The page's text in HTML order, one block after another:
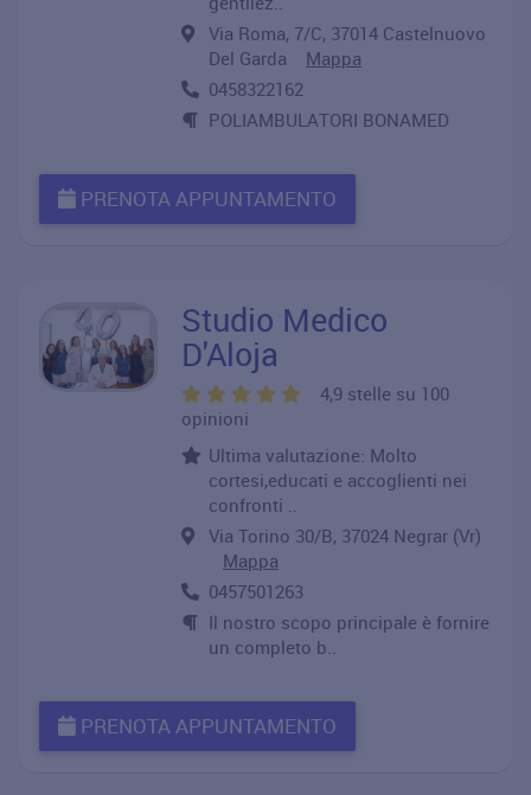
Via Roma, 7/C, 37014 Castelnuovo
Del Garda Mappa
0458322162
POLIAMBULATORI BONAMED
PRENOTA APPUNTAMENTO
Studio Medico
D'Aloja
4,9 stelle su 100
opinioni
Ultima valutazione: Molto
cortesi,educati e accoglienti nei
confronti ..
Via Torino 30/B, 37024 Negrar (Vr)
Mappa
0457501263
Il nostro scopo principale è fornire
un completo b..
PRENOTA APPUNTAMENTO